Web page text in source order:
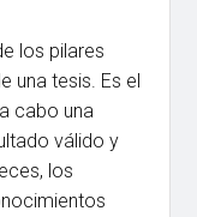
los pilares
una tesis. Es el
cabo una
válido y
los